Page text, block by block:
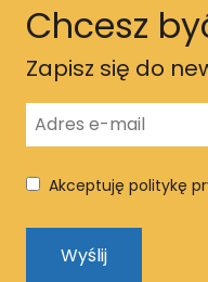
Chcesz
Zapisz się do
Akceptuję politykę